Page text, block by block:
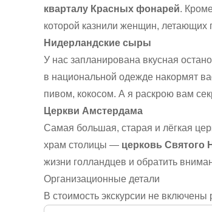
кварталу Красных фонарей.
которой казнили женщин, летающих
Нидерландские сыры
У нас запланирована вкусная
в национальной одежде накормят
пивом, кокосом. А я раскрою вам
Церкви Амстердама
Самая большая, старая и лёгкая
храм столицы — церковь Святого
жизни голландцев и обратить
Организационные детали
В стоимость экскурсии не